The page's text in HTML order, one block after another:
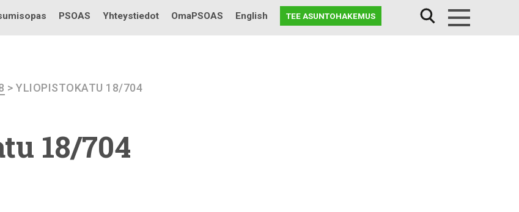
Testi
PSOAS Yhteystiedot OmaPSOAS English TEE ASUNTOHAKEMUS
> YLIOPISTOKATU 18/704
18/704